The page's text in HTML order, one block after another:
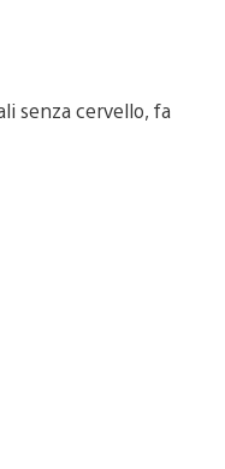
senza cervello, fa